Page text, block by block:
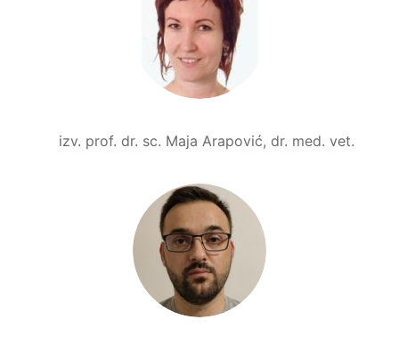
izv. prof. dr. sc. Maja Arapović, dr. med. vet.